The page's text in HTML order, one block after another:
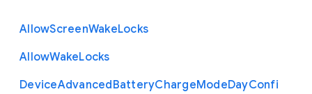
AllowScreenWakeLocks
AllowWakeLocks
DeviceAdvancedBatteryChargeModeDayConfi